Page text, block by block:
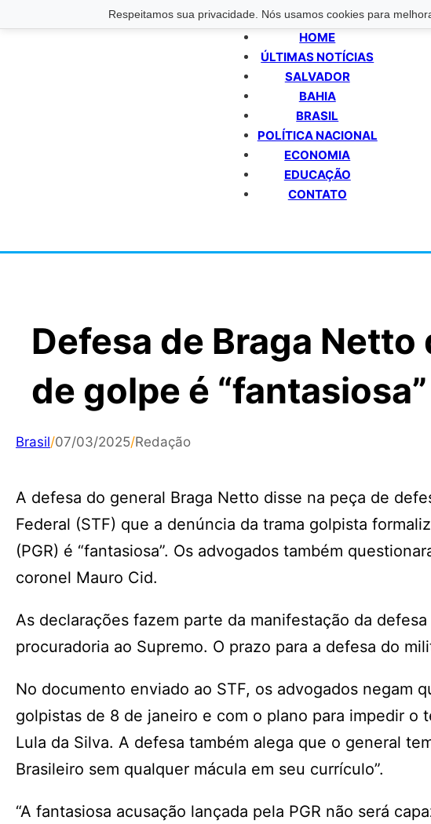
Respeitamos sua privacidade. Nós usamos cookies para
HOME
ÚLTIMAS NOTÍCIAS
SALVADOR
BAHIA
BRASIL
POLÍTICA NACIONAL
ECONOMIA
EDUCAÇÃO
CONTATO
Defesa de Braga
de golpe é “fantasiosa”
Brasil/07/03/2025/Redação
A defesa do general Braga Netto disse na peça de
Federal (STF) que a denúncia da trama golpista
(PGR) é “fantasiosa”. Os advogados também
coronel Mauro Cid.
As declarações fazem parte da manifestação da
procuradoria ao Supremo. O prazo para a defesa do
No documento enviado ao STF, os advogados negam
golpistas de 8 de janeiro e com o plano para impedir o
Lula da Silva. A defesa também alega que o general
Brasileiro sem qualquer mácula em seu currículo”.
“A fantasiosa acusação lançada pela PGR não será